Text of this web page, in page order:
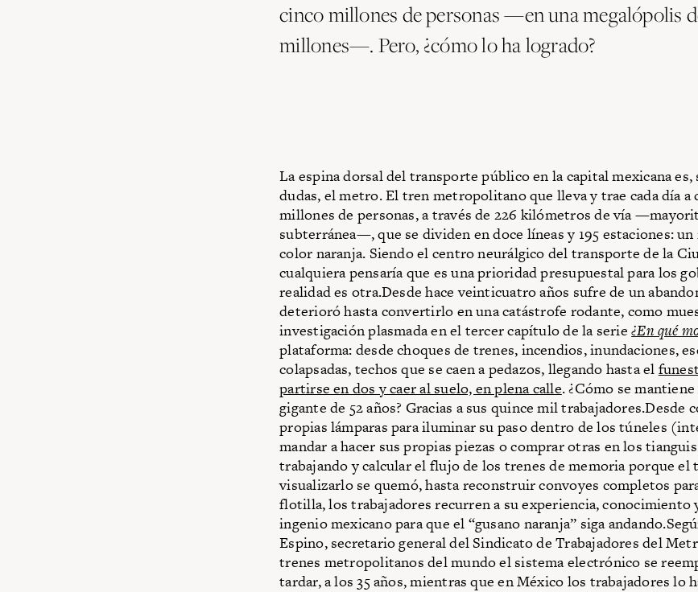
cinco millones de personas —en una megalópolis
millones—. Pero, ¿cómo lo ha logrado?
La espina dorsal del transporte público en la capital mexicana es,
dudas, el metro. El tren metropolitano que lleva y trae cada día a
millones de personas, a través de 226 kilómetros de vía
subterránea—, que se dividen en doce líneas y 195 estaciones:
color naranja. Siendo el centro neurálgico del transporte de la
cualquiera pensaría que es una prioridad presupuestal para los
realidad es otra.Desde hace veinticuatro años sufre de un
deterioró hasta convertirlo en una catástrofe rodante, como
investigación plasmada en el tercer capítulo de la serie¿En qué
plataforma: desde choques de trenes, incendios, inundaciones,
colapsadas, techos que se caen a pedazos, llegando hasta el
partirse en dos y caer al suelo, en plena calle. ¿Cómo se
gigante de 52 años? Gracias a sus quince mil trabajadores.Desde
propias lámparas para iluminar su paso dentro de los túneles
mandar a hacer sus propias piezas o comprar otras en los
trabajando y calcular el flujo de los trenes de memoria porque el
visualizarlo se quemó, hasta reconstruir convoyes completos
flotilla, los trabajadores recurren a su experiencia, conocimiento
ingenio mexicano para que el “gusano naranja” siga
Espino, secretario general del Sindicato de Trabajadores del
trenes metropolitanos del mundo el sistema electrónico se
tardar, a los 35 años, mientras que en México los trabajadores lo